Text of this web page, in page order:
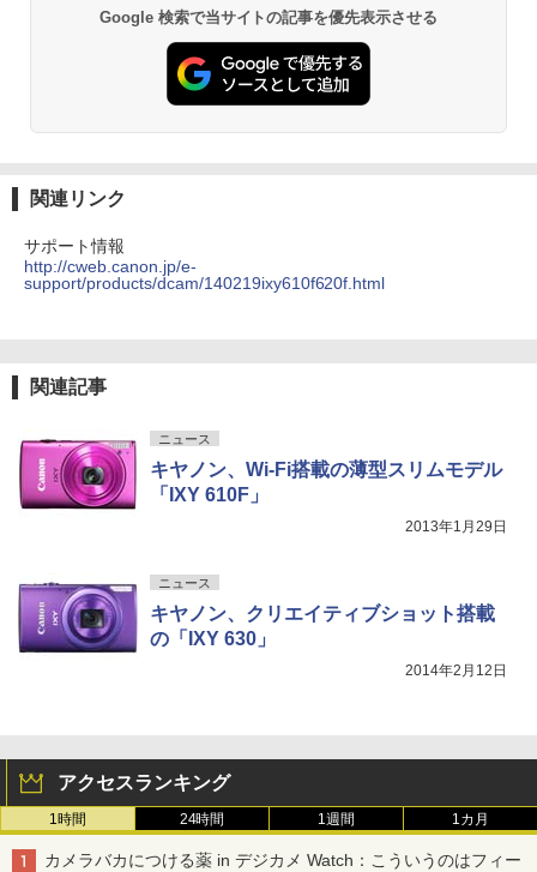
Google 検索で当サイトの記事を優先表示させる
関連リンク
サポート情報
http://cweb.canon.jp/e-
support/products/dcam/140219ixy610f620f.html
関連記事
ニュース
キヤノン、Wi-Fi搭載の薄型スリムモデル
「IXY 610F」
2013年1月29日
ニュース
キヤノン、クリエイティブショット搭載
の「IXY 630」
2014年2月12日
アクセスランキング
1時間 24時間 1週間 1カ月
カメラバカにつける薬 in デジカメ Watch：こういうのはフィー